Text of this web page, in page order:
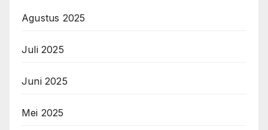
Agustus 2025
Juli 2025
Juni 2025
Mei 2025